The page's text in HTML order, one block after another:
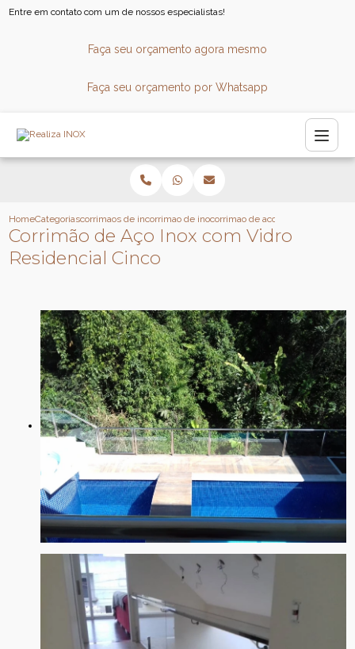
Entre em contato com um de nossos especialistas!
Faça seu orçamento agora mesmo
Faça seu orçamento por Whatsapp
HomeCategoriascorrimaos de inoxcorrimao de inox sob medidacorrimao de aco inox com vidro
Corrimão de Aço Inox com Vidro
Residencial Cinco